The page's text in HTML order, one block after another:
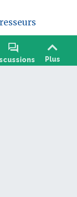
forum
Plus